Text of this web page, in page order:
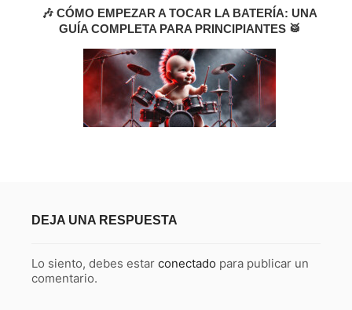
🎶 CÓMO EMPEZAR A TOCAR LA BATERÍA: UNA
GUÍA COMPLETA PARA PRINCIPIANTES 🥁
DEJA UNA RESPUESTA
Lo siento, debes estar conectado para publicar un
comentario.